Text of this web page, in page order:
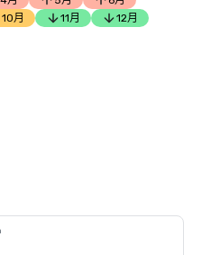
10月 11月 12月